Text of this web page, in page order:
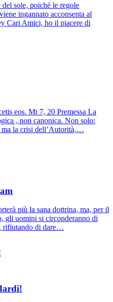
sole, poiché le regole
ingannato acconsenta al
Cari Amici, ho il piacere di
eos. Mt 7, 20 Premessa La
, non canonica. Non solo:
ma la crisi dell’Autorità,…
più la sana dottrina, ma, per il
gli uomini si circonderanno di
rifiutando di dare…